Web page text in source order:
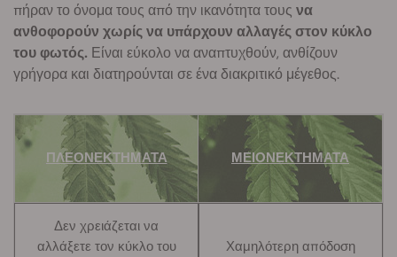
πήραν το όνομα τους από την ικανότητα τους να
ανθοφορούν χωρίς να υπάρχουν αλλαγές στον κύκλο
του φωτός. Είναι εύκολο να αναπτυχθούν, ανθίζουν
γρήγορα και διατηρούνται σε ένα διακριτικό μέγεθος.
ΠΛΕΟΝΕΚΤΗΜΑΤΑ ΜΕΙΟΝΕΚΤΗΜΑΤΑ
Δεν χρειάζεται να
αλλάξετε τον κύκλο του
Χαμηλότερη απόδοση